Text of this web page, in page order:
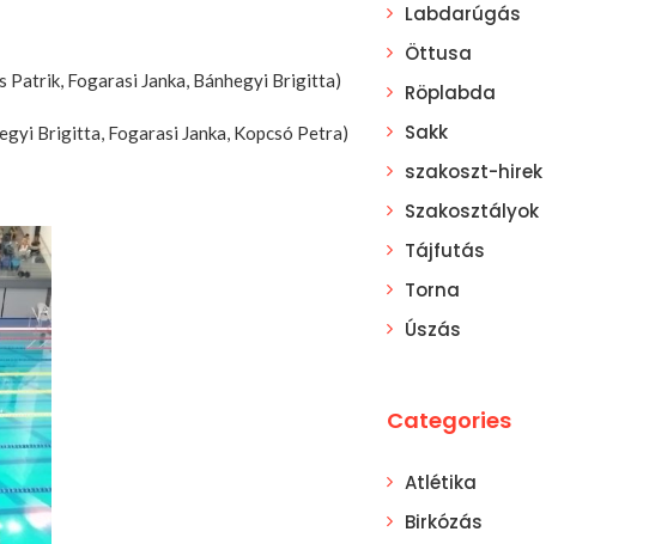
Patrik, Fogarasi Janka, Bánhegyi Brigitta)
Brigitta, Fogarasi Janka, Kopcsó Petra)
Labdarúgás
Öttusa
Röplabda
Sakk
szakoszt-hirek
Szakosztályok
Tájfutás
Torna
Úszás
Categories
Atlétika
Birkózás